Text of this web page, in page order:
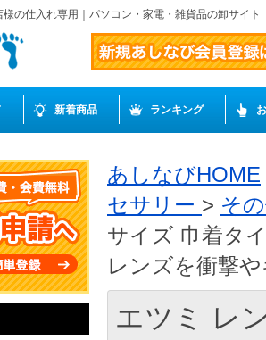
様の仕入れ専用｜パソコン・家電・雑貨品の卸サイ
新着商品 ランキング
あしなびHOME
セサリー > そ
サイズ 巾着タ
レンズを衝撃
エツミ レ